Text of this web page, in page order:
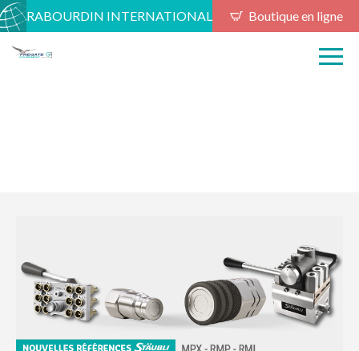
Boutique en ligne
RABOURDIN INTERNATIONAL